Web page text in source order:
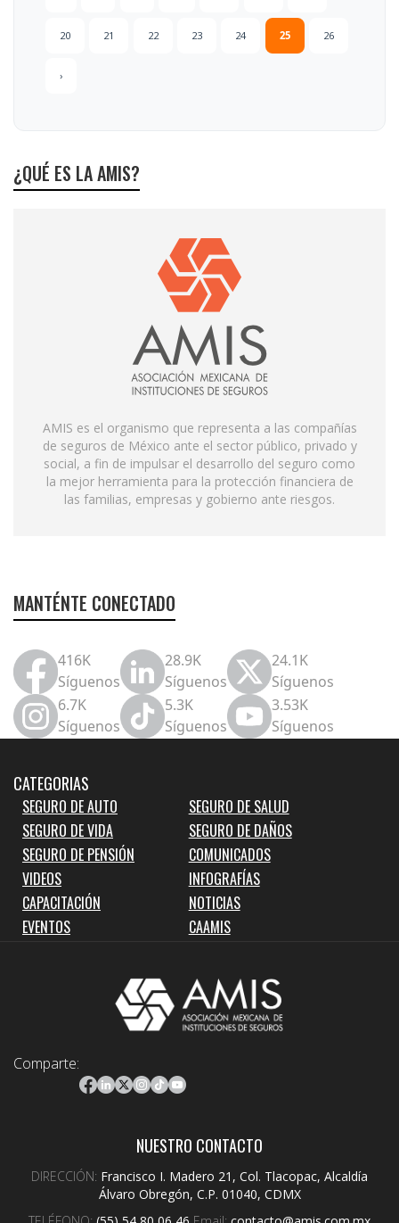
20 21 22 23 24 25 26
›
¿QUÉ ES LA AMIS?
AMIS es el organismo que representa a las compañías
de seguros de México ante el sector público, privado y
social, a fin de impulsar el desarrollo del seguro como
la mejor herramienta para la protección financiera de
las familias, empresas y gobierno ante riesgos.
MANTÉNTE CONECTADO
416K
Síguenos
28.9K
Síguenos
24.1K
Síguenos
6.7K
Síguenos
5.3K
Síguenos
3.53K
Síguenos
CATEGORIAS
SEGURO DE AUTO
SEGURO DE SALUD
SEGURO DE VIDA
SEGURO DE DAÑOS
SEGURO DE PENSIÓN
COMUNICADOS
VIDEOS
INFOGRAFÍAS
CAPACITACIÓN
NOTICIAS
EVENTOS
CAAMIS
Comparte:
NUESTRO CONTACTO
DIRECCIÓN: Francisco I. Madero 21, Col. Tlacopac, Alcaldía
Álvaro Obregón, C.P. 01040, CDMX